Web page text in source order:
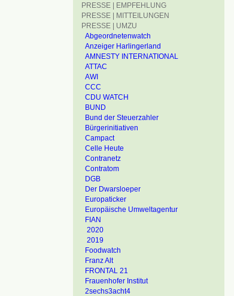
PRESSE | EMPFEHLUNG
PRESSE | MITTEILUNGEN
PRESSE | UMZU
Abgeordnetenwatch
Anzeiger Harlingerland
AMNESTY INTERNATIONAL
ATTAC
AWI
CCC
CDU WATCH
BUND
Bund der Steuerzahler
Bürgerinitiativen
Campact
Celle Heute
Contranetz
Contratom
DGB
Der Dwarsloeper
Europaticker
Europäische Umweltagentur
FIAN
2020
2019
Foodwatch
Franz Alt
FRONTAL 21
Frauenhofer Institut
2sechs3acht4